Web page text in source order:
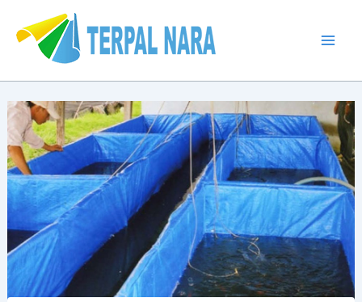
konten
navigation